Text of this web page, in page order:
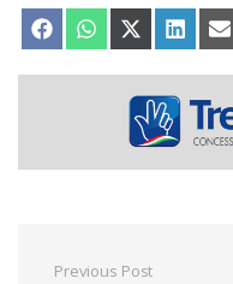
SHARE ON
FACEBOOKSHARE ON
WHATSAPPSHARE ON
X
Previous Post